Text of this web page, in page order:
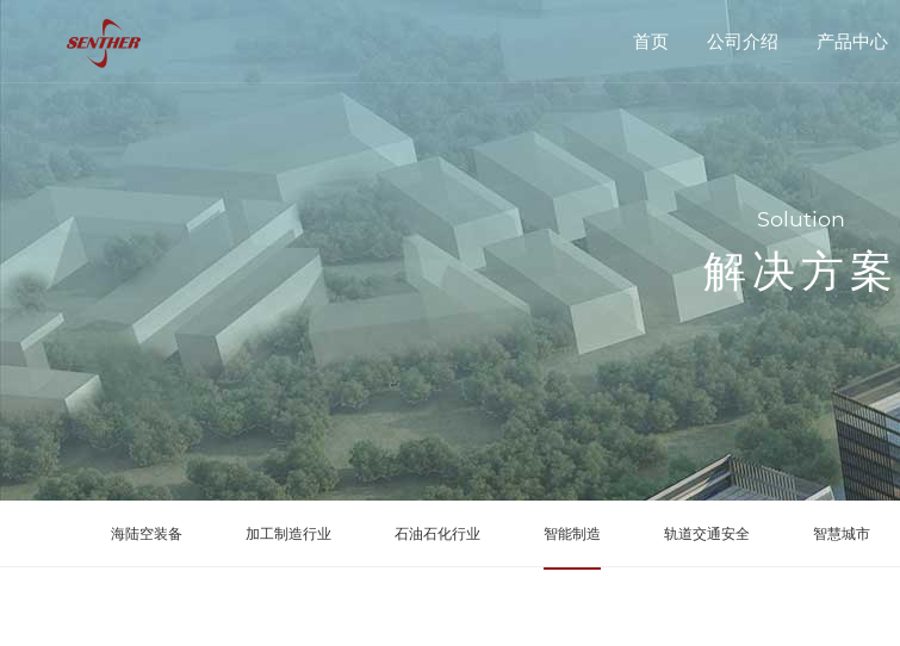
首页 公司介绍 产品中心
Solution
解决方案
海陆空装备 加工制造行业 石油石化行业 智能制造 轨道交通安全 智慧城市